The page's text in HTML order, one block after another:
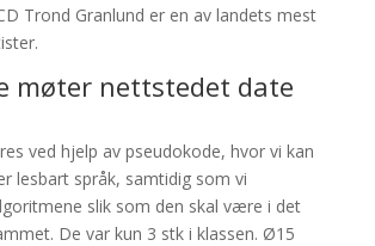
Trond Granlund er en av landets mest
møter nettstedet date
ved hjelp av pseudokode, hvor vi kan
lesbart språk, samtidig som vi
slik som den skal være i det
De var kun 3 stk i klassen. Ø15